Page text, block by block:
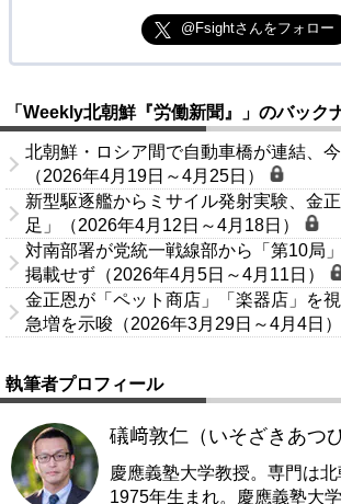
@Fsightさんをフォロー
「Weekly北朝鮮『労働新聞』」のバック
北朝鮮・ロシア間で自動車橋が連結、
（2026年4月19日～4月25日）
新型駆逐艦からミサイル発射実験、金
足」（2026年4月12日～4月18日）
対南部署が党統一戦線部から「第10局
掲載せず（2026年4月5日～4月11日）
金正恩が「ペット商店」「楽器店」を
急増を示唆（2026年3月29日～4月4日）
執筆者プロフィール
礒﨑敦仁（いそざきあつ
慶應義塾大学教授。専門は北
1975年生まれ。慶應義塾大